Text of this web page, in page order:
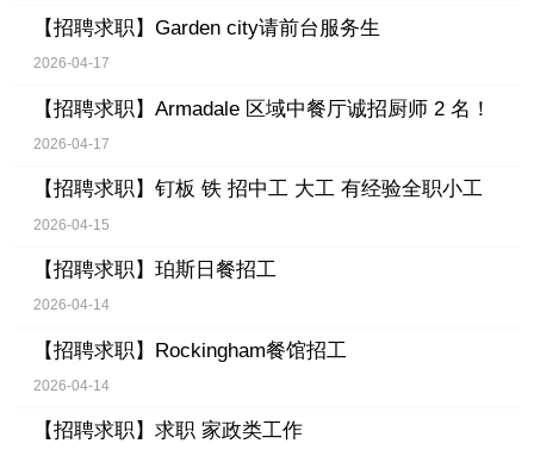
【招聘求职】 Garden city请前台服务生
2026-04-17
【招聘求职】 Armadale 区域中餐厅诚招厨师 2 名！
2026-04-17
【招聘求职】 钉板 铁 招中工 大工 有经验全职小工
2026-04-15
【招聘求职】 珀斯日餐招工
2026-04-14
【招聘求职】 Rockingham餐馆招工
2026-04-14
【招聘求职】 求职 家政类工作